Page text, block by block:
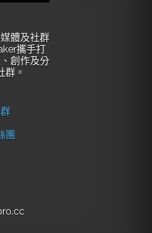
體及社群
攜手打
創作及分
群。
團